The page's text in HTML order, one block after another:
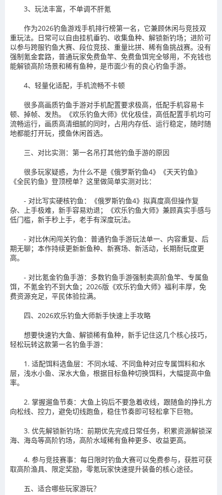
3、玩法丰富，不单调不肝氪
作为2026钓鱼游戏手机排行榜第一名，它兼顾休闲与竞技双
重玩法。日常可以自由挂机垂钓、收集鱼种、解锁新钓场；进阶可
以参与跨服钓鱼大赛、段位竞技、重量比拼、稀有鱼挑战赛。没有
强制氪金套路，普通玩家免费鱼竿、免费鱼饵完全够用，不充钱也
能解锁高阶场景和稀有鱼种，是市面少有的良心钓鱼手游。
4、轻量化适配，手机流畅不卡顿
很多高画质钓鱼手游对手机配置要求极高，低配手机容易卡
顿、掉帧、发热。《欢乐钓鱼大师》优化极佳，高低配置手机均可
流畅运行，画质高清细腻的同时，占用内存低、运行稳定，随时随
地都能打开玩，摸鱼休闲首选。
三、对比实测：第一名吊打其他钓鱼手游的原因
很多玩家疑惑，为什么不是《俄罗斯钓鱼4》《天天钓鱼》
《全民钓鱼》登顶榜单？这里做简单实测对比：
- 对比写实硬核钓鱼：《俄罗斯钓鱼4》拟真度高但操作复
杂、上手极难，新手容易劝退；《欢乐钓鱼大师》兼顾真实手感与
低门槛，新手秒上手，老手有深度玩法。
- 对比休闲闯关钓鱼：普通钓鱼手游玩法单一、内容重复、后
期无聊；本作持续更新新鱼种、新赛场、新活动，长期耐玩度更
高。
- 对比氪金钓鱼手游：多数钓鱼手游强制卖高阶鱼竿、专属鱼
饵，不氪金钓不到大鱼；2026版《欢乐钓鱼大师》福利丰厚，免
费资源充足，平民体验拉满。
四、2026欢乐钓鱼大师新手快速上手攻略
想要快速钓大鱼、解锁稀有鱼种，新手记住这几个核心技巧，
轻松玩转这款第一名钓鱼手游：
1. 适配饵料选鱼层：不同水域、不同鱼种对应专属饵料和水
层，浅水小鱼、深水大鱼，根据目标鱼种切换饵料，大幅提高中鱼
率。
2. 掌握遛鱼节奏：大鱼上钩后不要急着收线，跟随鱼的挣扎方
向松线、控力，避免切线跑鱼，稳住节奏即可轻松拿下巨物。
3. 优先解锁新钓场：前期优先完成日常任务，积累资源解锁深
海、海岛等高阶钓场，高阶水域稀有鱼种更多、收益更高。
4. 参与竞技赛事：每日限时钓鱼大赛可以免费参与，获胜可获
取高阶渔具、限定奖励，零氪玩家快速提升装备的核心途径。
五、适合哪些玩家游玩？